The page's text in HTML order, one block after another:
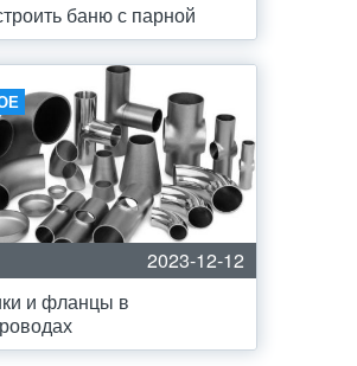
баню с парной
2023-12-12
и фланцы в